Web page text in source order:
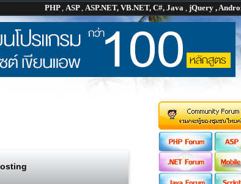
PHP, ASP, ASP.NET, VB.NET, C#, Java , jQuery ,